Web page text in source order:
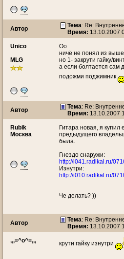
Автор Тема: Re:
Время: 13.10.2007
Unico
MLG
Оо
ничё не понял из
но 1- закрути гайку/
а если болтается сам
подожми поджимник
Автор Тема: Re:
Время: 13.10.2007
Rubik
Москва
Гитара новая, я
предыдущего
была.
Гнездо снаружи:
http://i041.radikal.ru/
Изнутри:
http://i010.radikal.ru/
Че делать? ))
Автор Тема: Re:
Время: 13.10.2007
,,,=^о^=,,, крути гайку изнутри